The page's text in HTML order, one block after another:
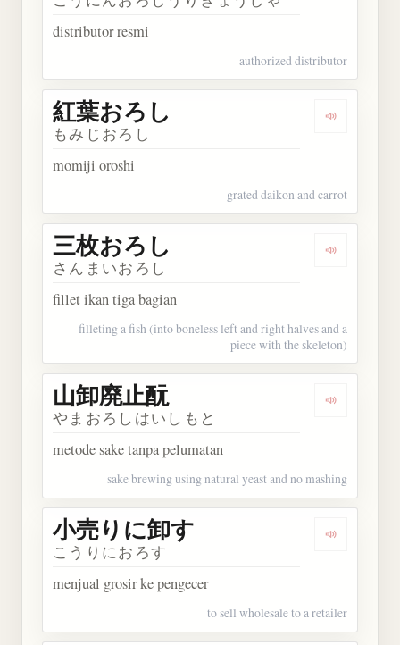
distributor resmi
authorized distributor
Dengarkan
紅葉おろし
もみじおろし
momiji oroshi
grated daikon and carrot
Dengarkan
三枚おろし
さんまいおろし
fillet ikan tiga bagian
filleting a fish (into boneless left and right halves and a
piece with the skeleton)
Dengarkan
山卸廃止酛
やまおろしはいしもと
metode sake tanpa pelumatan
sake brewing using natural yeast and no mashing
Dengarkan
小売りに卸す
こうりにおろす
menjual grosir ke pengecer
to sell wholesale to a retailer